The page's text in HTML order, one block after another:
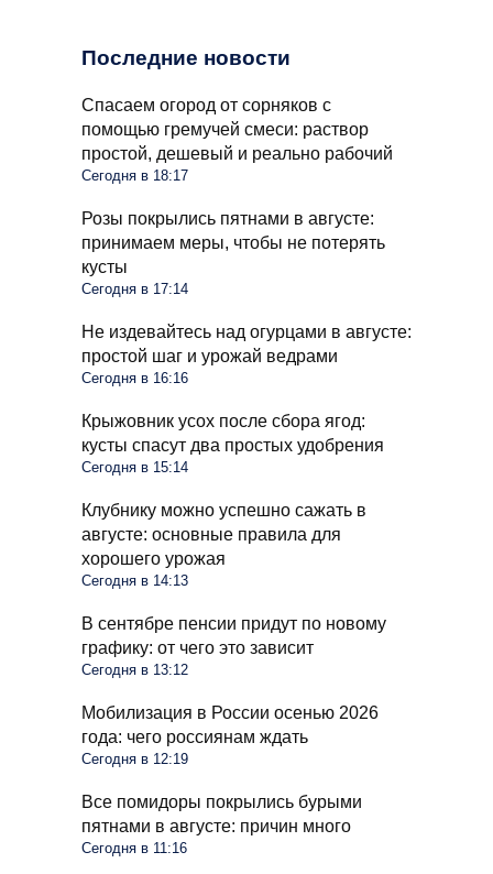
Последние новости
Спасаем огород от сорняков с
помощью гремучей смеси: раствор
простой, дешевый и реально рабочий
Сегодня в 18:17
Розы покрылись пятнами в августе:
принимаем меры, чтобы не потерять
кусты
Сегодня в 17:14
Не издевайтесь над огурцами в августе:
простой шаг и урожай ведрами
Сегодня в 16:16
Крыжовник усох после сбора ягод:
кусты спасут два простых удобрения
Сегодня в 15:14
Клубнику можно успешно сажать в
августе: основные правила для
хорошего урожая
Сегодня в 14:13
В сентябре пенсии придут по новому
графику: от чего это зависит
Сегодня в 13:12
Мобилизация в России осенью 2026
года: чего россиянам ждать
Сегодня в 12:19
Все помидоры покрылись бурыми
пятнами в августе: причин много
Сегодня в 11:16